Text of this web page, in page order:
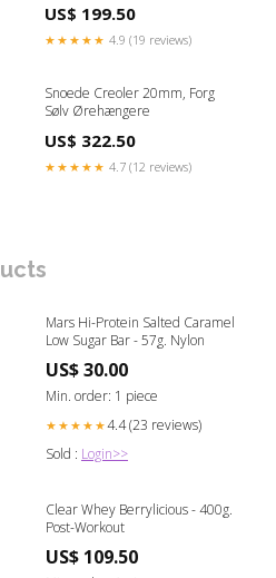
US$ 199.50
★★★★★ 4.9 (19 reviews)
Snoede Creoler 20mm, Forg
Sølv Ørehængere
US$ 322.50
★★★★★ 4.7 (12 reviews)
Mars Hi-Protein Salted Caramel
Low Sugar Bar - 57g. Nylon
US$ 30.00
Min. order: 1 piece
★★★★★4.4 (23 reviews)
Sold : Login>>
Clear Whey Berrylicious - 400g.
Post-Workout
US$ 109.50